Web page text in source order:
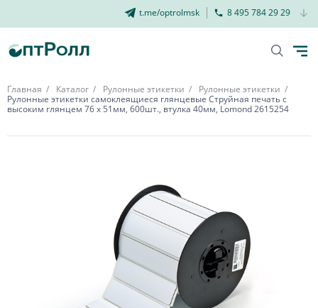
t.me/optrolmsk 8 495 784 29 29
Главная Каталог Рулонные этикетки
Рулонные этикетки
Рулонные этикетки самоклеящиеся глянцевые Струйная печать с
высоким глянцем 76 х 51мм, 600шт., втулка 40мм, Lomond 2615254